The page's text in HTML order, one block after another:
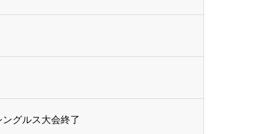
グルス大会終了